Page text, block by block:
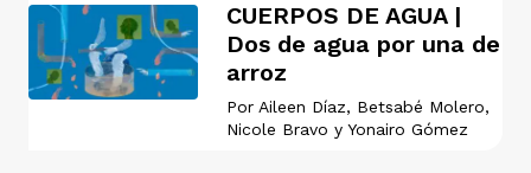
CUERPOS DE AGUA |
Dos de agua por una de
arroz
Por Aileen Díaz, Betsabé Molero,
Nicole Bravo y Yonairo Gómez